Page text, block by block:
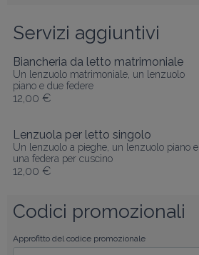
Servizi aggiuntivi
Biancheria da letto matrimoniale
Un lenzuolo matrimoniale, un lenzuolo
piano e due federe
12,00 €
Lenzuola per letto singolo
Un lenzuolo a pieghe, un lenzuolo piano e
una federa per cuscino
12,00 €
Codici promozionali
Approfitto del codice promozionale